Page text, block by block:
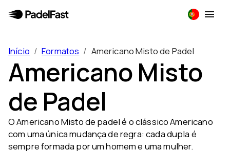
Início / Formatos / Americano Misto de Padel
Americano Misto
de Padel
O Americano Misto de padel é o clássico Americano
com uma única mudança de regra: cada dupla é
sempre formada por um homem e uma mulher.